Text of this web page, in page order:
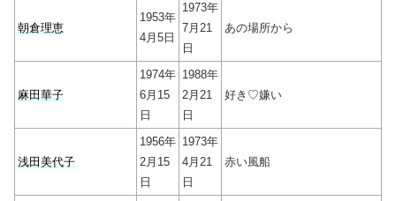
朝倉理恵
1953年
4月5日
1973年
7月21
日
あの場所から
麻田華子
1974年
6月15
日
1988年
2月21
日
好き♡嫌い
浅田美代子
1956年
2月15
日
1973年
4月21
日
赤い風船